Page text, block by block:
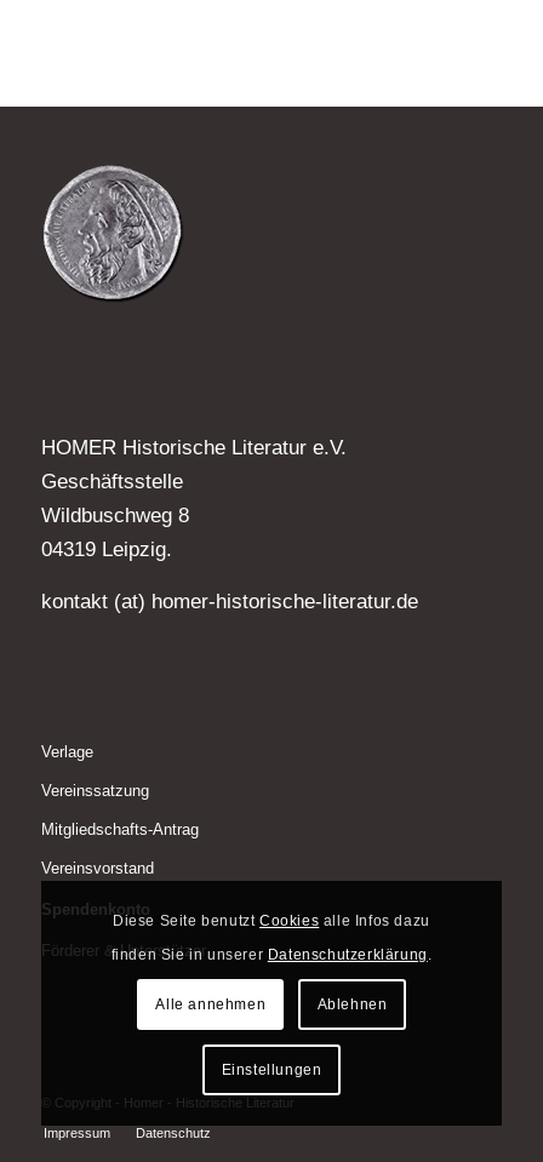
HOMER Historische Literatur e.V.
Geschäftsstelle
Wildbuschweg 8
04319 Leipzig.
kontakt (at) homer-historische-literatur.de
Verlage
Vereinssatzung
Mitgliedschafts-Antrag
Vereinsvorstand
Spendenkonto
Förderer & Unterstützer
© Copyright - Homer - Historische Literatur
Impressum Datenschutz
Diese Seite benutztCookies alle Infos dazu
finden Sie in unserer Datenschutzerklärung
Alle annehmen Ablehnen
Einstellungen